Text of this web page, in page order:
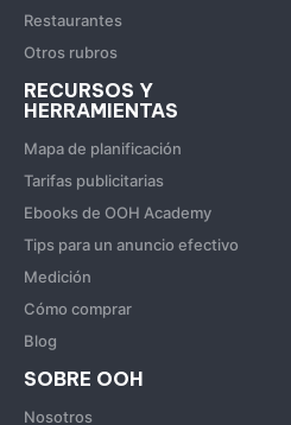
Restaurantes
Otros rubros
RECURSOS Y
HERRAMIENTAS
Mapa de planificación
Tarifas publicitarias
Ebooks de OOH Academy
Tips para un anuncio efectivo
Medición
Cómo comprar
Blog
SOBRE OOH
Nosotros